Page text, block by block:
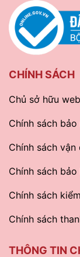
CHÍNH SÁCH
Chủ sở hữu
Chính sách
Chính sách vận
Chính sách
Chính sách
Chính sách
THÔNG TIN